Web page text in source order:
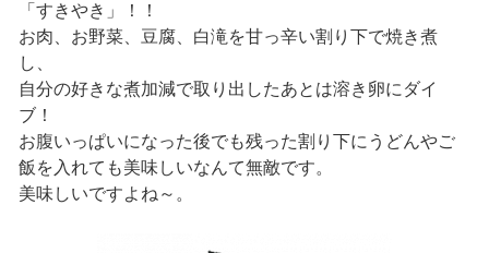
「すきやき」！！
お肉、お野菜、豆腐、白滝を甘っ辛い割り下で焼き煮
し、
自分の好きな煮加減で取り出したあとは溶き卵にダイ
ブ！
お腹いっぱいになった後でも残った割り下にうどんやご
飯を入れても美味しいなんて無敵です。
美味しいですよね～。